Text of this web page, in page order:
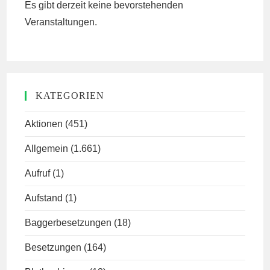
Es gibt derzeit keine bevorstehenden
Veranstaltungen.
KATEGORIEN
Aktionen (451)
Allgemein (1.661)
Aufruf (1)
Aufstand (1)
Baggerbesetzungen (18)
Besetzungen (164)